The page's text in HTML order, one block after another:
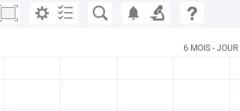
6 MOIS - JOUR